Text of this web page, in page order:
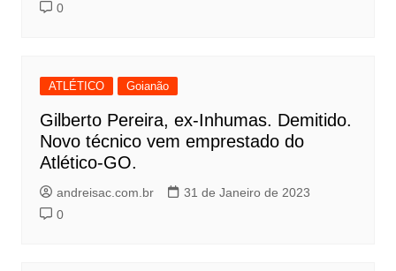
0
ATLÉTICO Goianão
Gilberto Pereira, ex-Inhumas. Demitido.
Novo técnico vem emprestado do
Atlético-GO.
andreisac.com.br
31 de Janeiro de 2023
0